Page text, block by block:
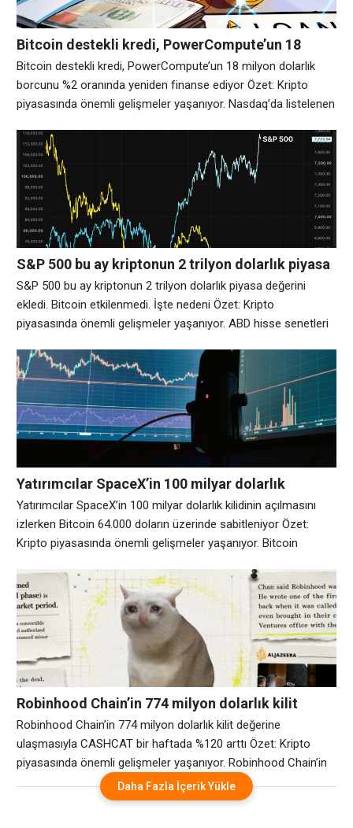
Bitcoin destekli kredi, PowerCompute’un 18
milyon dolarlık borcunu %2 oranında yeniden
finanse ediyor
Bitcoin destekli kredi, PowerCompute’un 18 milyon dolarlık
borcunu %2 oranında yeniden finanse ediyor Özet: Kripto
piyasasında önemli gelişmeler yaşanıyor. Nasdaq’da listelenen
dolar tutarındaki mevcut üç borç olanağını Arch Lending ile
yeni bir Bitcoin destekli kredi olanağı altında birleştirdi.
PowerCompute, teminat olarak hazinesinden 307 Bitcoin
(BTC) taahhüt etti. Cointelegraph
S&P 500 bu ay kriptonun 2 trilyon dolarlık piyasa
değerini ekledi. Bitcoin etkilenmedi. İşte nedeni
S&P 500 bu ay kriptonun 2 trilyon dolarlık piyasa değerini
ekledi. Bitcoin etkilenmedi. İşte nedeni Özet: Kripto
piyasasında önemli gelişmeler yaşanıyor. ABD hisse senetleri
geride kalıyor. Nedenleri bariz olanın ötesine geçiyor. S&P 500
bu ay %3,12 oranında değer kazanarak piyasa değerini yaklaşık
Yatırımcılar SpaceX’in 100 milyar dolarlık
kilidinin açılmasını izlerken Bitcoin 64.000
doların üzerinde sabitleniyor
Yatırımcılar SpaceX’in 100 milyar dolarlık kilidinin açılmasını
izlerken Bitcoin 64.000 doların üzerinde sabitleniyor Özet:
Kripto piyasasında önemli gelişmeler yaşanıyor. Bitcoin
doların üzerinde tutunurken, diğer majörler pek fazla yön
vermedi. Dikkatler aynı zamanda Elon Musk’a ait olan
SpaceX’te de, ilk kilitlenmenin sona ermesiyle birlikte
Perşembe günü
Robinhood Chain’in 774 milyon dolarlık kilit
değerine ulaşmasıyla CASHCAT bir haftada %120
arttı
Robinhood Chain’in 774 milyon dolarlık kilit değerine
ulaşmasıyla CASHCAT bir haftada %120 arttı Özet: Kripto
piyasasında önemli gelişmeler yaşanıyor. Robinhood Chain’in
ilk işlem günlerine hakim olan kedi temalı token, geçen hafta
%120 artış gösterdi ve birlikte piyasaya sürdüğü token
Daha Fazla İçerik Yükle